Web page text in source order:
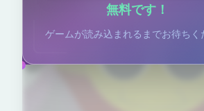
無料です！
ゲームが読み込まれるまでお待ちく